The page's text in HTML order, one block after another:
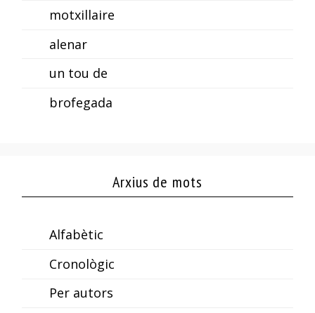
motxillaire
alenar
un tou de
brofegada
Arxius de mots
Alfabètic
Cronològic
Per autors